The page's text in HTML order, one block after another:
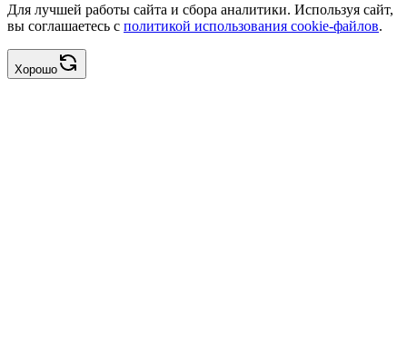
Для лучшей работы сайта и сбора аналитики. Используя сайт,
вы соглашаетесь с политикой использования cookie-файлов.
Хорошо